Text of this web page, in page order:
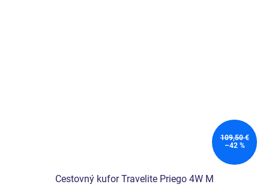
109,50 €
–42 %
Cestovný kufor Travelite Priego 4W M